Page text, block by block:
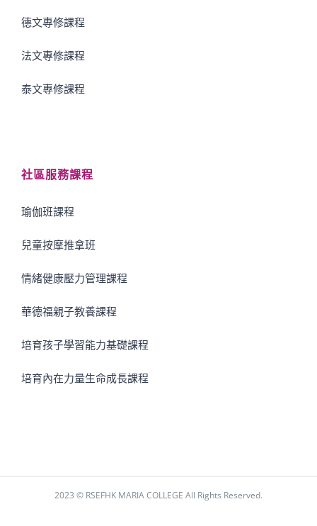
德文專修課程
法文專修課程
泰文專修課程
社區服務課程
瑜伽班課程
兒童按摩推拿班
情緒健康壓力管理課程
華德福親子教養課程
培育孩子學習能力基礎課程
培育內在力量生命成長課程
2023 © RSEFHK MARIA COLLEGE All Rights Reserved.